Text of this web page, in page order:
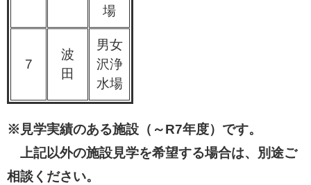
場
7
波
田
男女
沢浄
水場
※見学実績のある施設（～R7年度） です。
上記以外の施設見学を希望する場合は、別途ご
相談ください。